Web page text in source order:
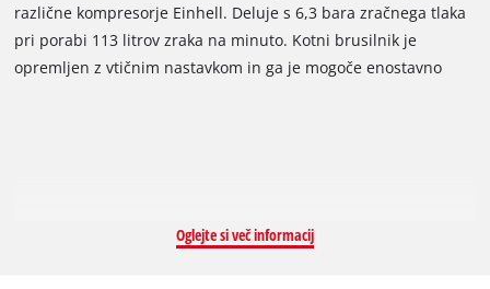
različne kompresorje Einhell. Deluje s 6,3 bara zračnega tlaka
pri porabi 113 litrov zraka na minuto. Kotni brusilnik je
opremljen z vtičnim nastavkom in ga je mogoče enostavno
papirjev zrnatosti P80, P100, P180, P240, P600, P800, P1000,
Oglejte si več informacij